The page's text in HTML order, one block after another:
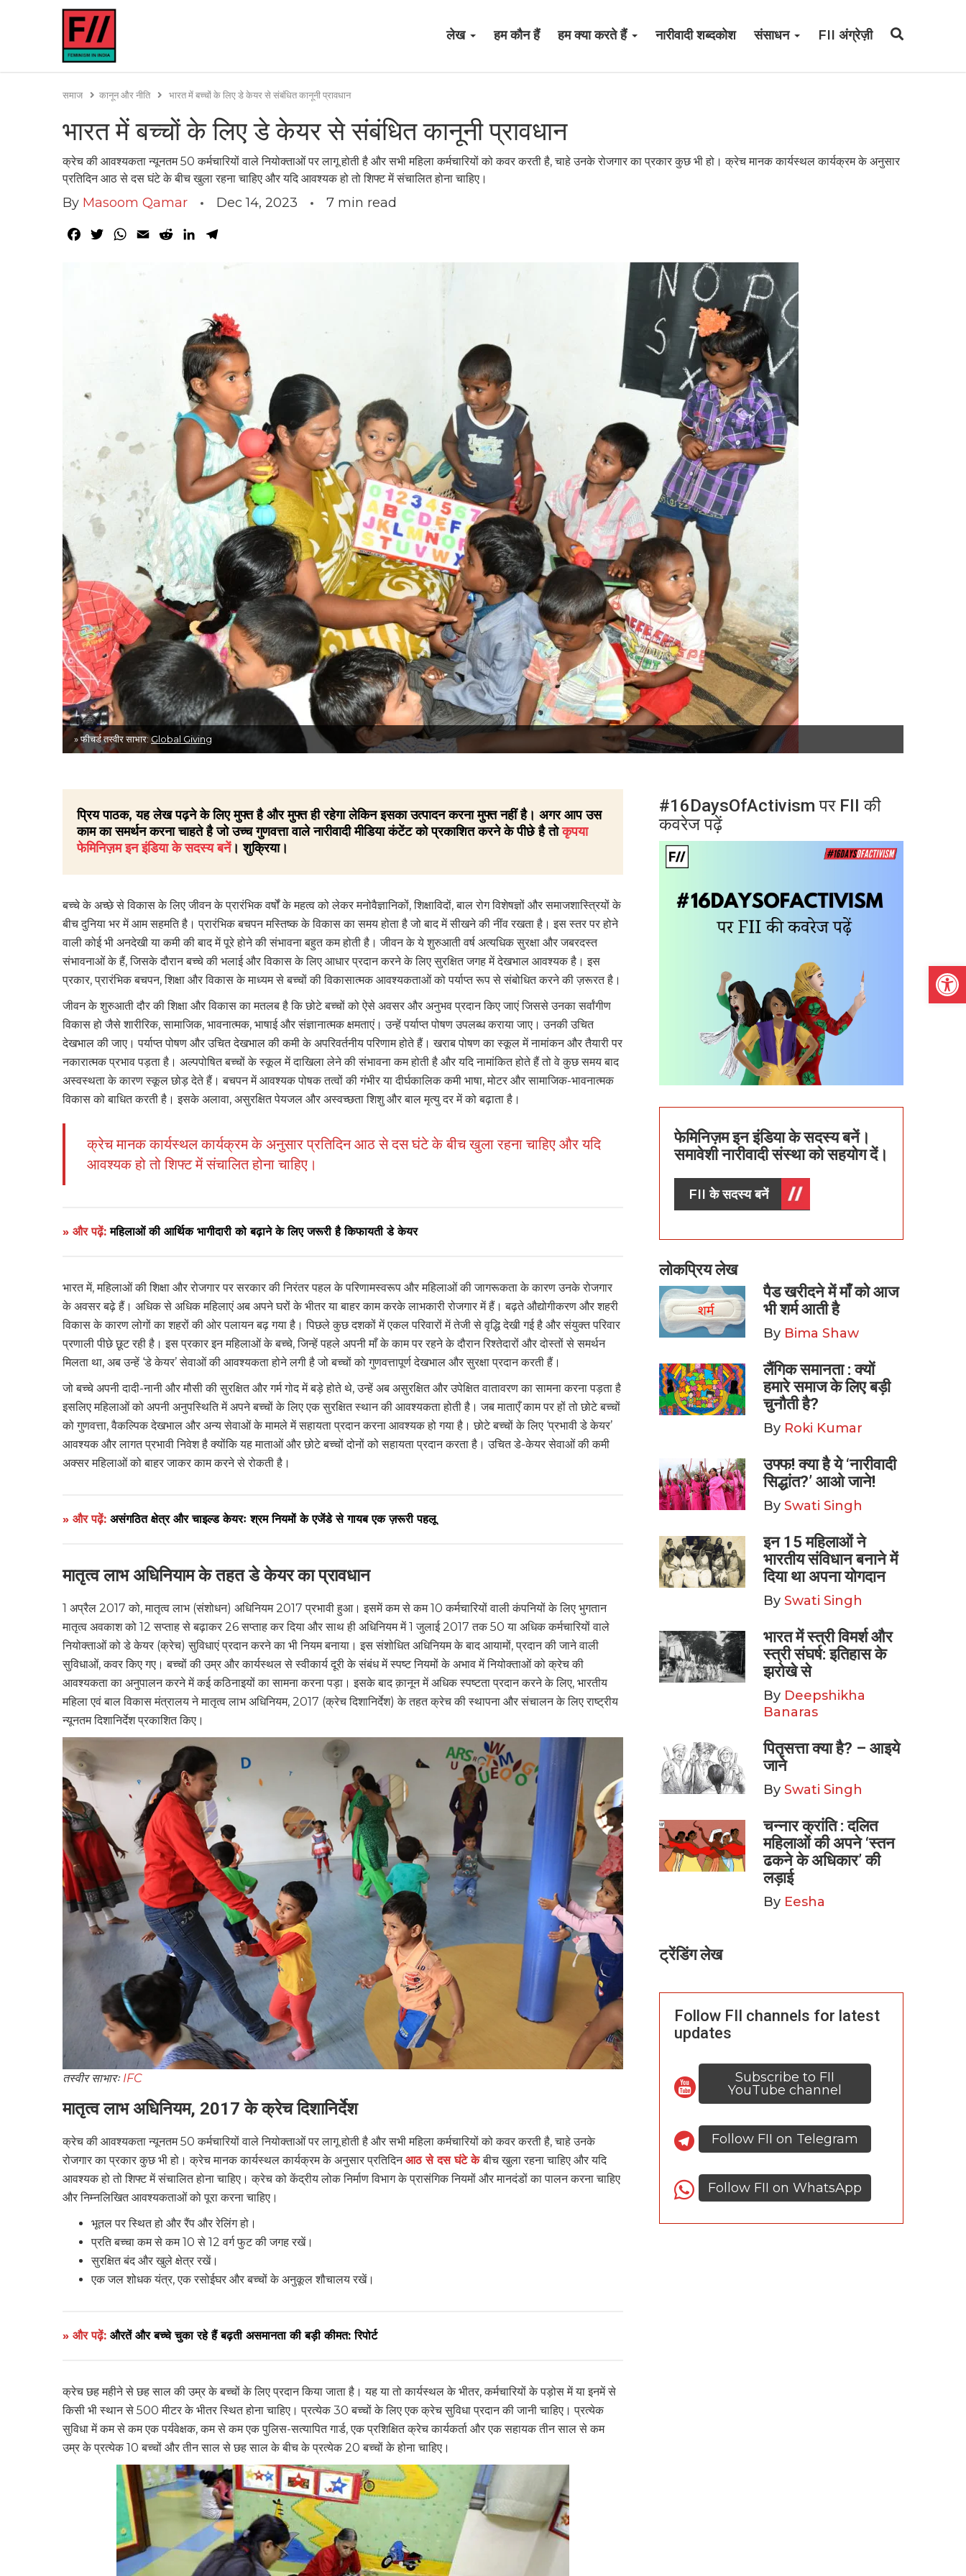
लेख हम कौन हैं हम क्या करते हैं नारीवादी शब्दकोश संसाधन FII अंग्रेज़ी
समाज कानून और नीति भारत में बच्चों के लिए डे केयर से संबंधित कानूनी प्रावधान
भारत में बच्चों के लिए डे केयर से संबंधित कानूनी प्रावधान
क्रेच की आवश्यकता न्यूनतम 50 कर्मचारियों वाले नियोक्ताओं पर लागू होती है और सभी महिला कर्मचारियों को कवर करती है, चाहे उनके रोजगार का प्रकार कुछ भी हो। क्रेच मानक कार्यस्थल कार्यक्रम के अनुसार
प्रतिदिन आठ से दस घंटे के बीच खुला रहना चाहिए और यदि आवश्यक हो तो शिफ्ट में संचालित होना चाहिए।
By Masoom Qamar Dec 14, 2023 7 min read
Facebook
TwitterWhatsApp
Email RedditLinkedIn
» फीचर्ड तस्वीर साभार:Global Giving
प्रिय पाठक, यह लेख पढ़ने के लिए मुफ्त है और मुफ्त ही रहेगा लेकिन इसका उत्पादन करना मुफ्त नहीं है। अगर आप उस
काम का समर्थन करना चाहते है जो उच्च गुणवत्ता वाले नारीवादी मीडिया कंटेंट को प्रकाशित करने के पीछे है तोकृपया
फेमिनिज़म इन इंडिया के सदस्य बनें। शुक्रिया।
बच्चे के अच्छे से विकास के लिए जीवन के प्रारंभिक वर्षों के महत्व को लेकर मनोवैज्ञानिकों, शिक्षाविदों, बाल रोग विशेषज्ञों और समाजशास्त्रियों के
बीच दुनिया भर में आम सहमति है। प्रारंभिक बचपन मस्तिष्क के विकास का समय होता है जो बाद में सीखने की नींव रखता है। इस स्तर पर होने
वाली कोई भी अनदेखी या कमी की बाद में पूरे होने की संभावना बहुत कम होती है। जीवन के ये शुरुआती वर्ष अत्यधिक सुरक्षा और जबरदस्त
संभावनाओं के हैं, जिसके दौरान बच्चे की भलाई और विकास के लिए आधार प्रदान करने के लिए सुरक्षित जगह में देखभाल आवश्यक है। इस
प्रकार, प्रारंभिक बचपन, शिक्षा और विकास के माध्यम से बच्चों की विकासात्मक आवश्यकताओं को पर्याप्त रूप से संबोधित करने की ज़रूरत है।
जीवन के शुरुआती दौर की शिक्षा और विकास का मतलब है कि छोटे बच्चों को ऐसे अवसर और अनुभव प्रदान किए जाएं जिससे उनका सर्वांगीण
विकास हो जैसे शारीरिक, सामाजिक, भावनात्मक, भाषाई और संज्ञानात्मक क्षमताएं। उन्हें पर्याप्त पोषण उपलब्ध कराया जाए। उनकी उचित
देखभाल की जाए। पर्याप्त पोषण और उचित देखभाल की कमी के अपरिवर्तनीय परिणाम होते हैं। खराब पोषण का स्कूल में नामांकन और तैयारी पर
नकारात्मक प्रभाव पड़ता है। अल्पपोषित बच्चों के स्कूल में दाखिला लेने की संभावना कम होती है और यदि नामांकित होते हैं तो वे कुछ समय बाद
अस्वस्थता के कारण स्कूल छोड़ देते हैं। बचपन में आवश्यक पोषक तत्वों की गंभीर या दीर्घकालिक कमी भाषा, मोटर और सामाजिक-भावनात्मक
विकास को बाधित करती है। इसके अलावा, असुरक्षित पेयजल और अस्वच्छता शिशु और बाल मृत्यु दर में को बढ़ाता है।
क्रेच मानक कार्यस्थल कार्यक्रम के अनुसार प्रतिदिन आठ से दस घंटे के बीच खुला रहना चाहिए और यदि
आवश्यक हो तो शिफ्ट में संचालित होना चाहिए।
» और पढ़ें:महिलाओं की आर्थिक भागीदारी को बढ़ाने के लिए जरूरी है किफायती डे केयर
भारत में, महिलाओं की शिक्षा और रोजगार पर सरकार की निरंतर पहल के परिणामस्वरूप और महिलाओं की जागरूकता के कारण उनके रोजगार
के अवसर बढ़े हैं। अधिक से अधिक महिलाएं अब अपने घरों के भीतर या बाहर काम करके लाभकारी रोजगार में हैं। बढ़ते औद्योगीकरण और शहरी
विकास के कारण लोगों का शहरों की ओर पलायन बढ़ गया है। पिछले कुछ दशकों में एकल परिवारों में तेजी से वृद्धि देखी गई है और संयुक्त परिवार
प्रणाली पीछे छूट रही है। इस प्रकार इन महिलाओं के बच्चे, जिन्हें पहले अपनी माँ के काम पर रहने के दौरान रिश्तेदारों और दोस्तों से समर्थन
मिलता था, अब उन्हें ‘डे केयर’ सेवाओं की आवश्यकता होने लगी है जो बच्चों को गुणवत्तापूर्ण देखभाल और सुरक्षा प्रदान करती हैं।
जो बच्चे अपनी दादी-नानी और मौसी की सुरक्षित और गर्म गोद में बड़े होते थे, उन्हें अब असुरक्षित और उपेक्षित वातावरण का सामना करना पड़ता है
इसलिए महिलाओं को अपनी अनुपस्थिति में अपने बच्चों के लिए एक सुरक्षित स्थान की आवश्यकता होती है। जब माताएँ काम पर हों तो छोटे बच्चों
को गुणवत्ता, वैकल्पिक देखभाल और अन्य सेवाओं के मामले में सहायता प्रदान करना आवश्यक हो गया है। छोटे बच्चों के लिए ‘प्रभावी डे केयर’
आवश्यक और लागत प्रभावी निवेश है क्योंकि यह माताओं और छोटे बच्चों दोनों को सहायता प्रदान करता है। उचित डे-केयर सेवाओं की कमी
अक्सर महिलाओं को बाहर जाकर काम करने से रोकती है।
» और पढ़ें: असंगठित क्षेत्र और चाइल्ड केयरः श्रम नियमों के एजेंडे से गायब एक ज़रूरी पहलू
मातृत्व लाभ अधिनियाम के तहत डे केयर का प्रावधान
1 अप्रैल 2017 को, मातृत्व लाभ (संशोधन) अधिनियम 2017 प्रभावी हुआ। इसमें कम से कम 10 कर्मचारियों वाली कंपनियों के लिए भुगतान
मातृत्व अवकाश को 12 सप्ताह से बढ़ाकर 26 सप्ताह कर दिया और साथ ही अधिनियम में 1 जुलाई 2017 तक 50 या अधिक कर्मचारियों वाले
नियोक्ताओं को डे केयर (क्रेच) सुविधाएं प्रदान करने का भी नियम बनाया। इस संशोधित अधिनियम के बाद आयामों, प्रदान की जाने वाली
सुविधाओं, कवर किए गए। बच्चों की उम्र और कार्यस्थल से स्वीकार्य दूरी के संबंध में स्पष्ट नियमों के अभाव में नियोक्ताओं को क्रेच की
आवश्यकता का अनुपालन करने में कई कठिनाइयों का सामना करना पड़ा। इसके बाद क़ानून में अधिक स्पष्टता प्रदान करने के लिए, भारतीय
महिला एवं बाल विकास मंत्रालय ने मातृत्व लाभ अधिनियम, 2017 (क्रेच दिशानिर्देश) के तहत क्रेच की स्थापना और संचालन के लिए राष्ट्रीय
न्यूनतम दिशानिर्देश प्रकाशित किए।
तस्वीर साभारः IFC
मातृत्व लाभ अधिनियम, 2017 के क्रेच दिशानिर्देश
क्रेच की आवश्यकता न्यूनतम 50 कर्मचारियों वाले नियोक्ताओं पर लागू होती है और सभी महिला कर्मचारियों को कवर करती है, चाहे उनके
रोजगार का प्रकार कुछ भी हो। क्रेच मानक कार्यस्थल कार्यक्रम के अनुसार प्रतिदिनआठ से दस घंटे केबीच खुला रहना चाहिए और यदि
आवश्यक हो तो शिफ्ट में संचालित होना चाहिए। क्रेच को केंद्रीय लोक निर्माण विभाग के प्रासंगिक नियमों और मानदंडों का पालन करना चाहिए
और निम्नलिखित आवश्यकताओं को पूरा करना चाहिए।
भूतल पर स्थित हो और रैंप और रेलिंग हो।
प्रति बच्चा कम से कम 10 से 12 वर्ग फुट की जगह रखें।
सुरक्षित बंद और खुले क्षेत्र रखें।
एक जल शोधक यंत्र, एक रसोईघर और बच्चों के अनुकूल शौचालय रखें।
» और पढ़ें: औरतें और बच्चे चुका रहे हैं बढ़ती असमानता की बड़ी कीमत: रिपोर्ट
क्रेच छह महीने से छह साल की उम्र के बच्चों के लिए प्रदान किया जाता है। यह या तो कार्यस्थल के भीतर, कर्मचारियों के पड़ोस में या इनमें से
किसी भी स्थान से 500 मीटर के भीतर स्थित होना चाहिए। प्रत्येक 30 बच्चों के लिए एक क्रेच सुविधा प्रदान की जानी चाहिए। प्रत्येक
सुविधा में कम से कम एक पर्यवेक्षक, कम से कम एक पुलिस-सत्यापित गार्ड, एक प्रशिक्षित क्रेच कार्यकर्ता और एक सहायक तीन साल से कम
उम्र के प्रत्येक 10 बच्चों और तीन साल से छह साल के बीच के प्रत्येक 20 बच्चों के होना चाहिए।
#16DaysOfActivism पर FII की
कवरेज पढ़ें
फेमिनिज़म इन इंडिया के सदस्य बनें।
समावेशी नारीवादी संस्था को सहयोग दें।
FII के सदस्य बनें
लोकप्रिय लेख
पैड खरीदने में माँ को आज
भी शर्म आती है
By Bima Shaw
लैंगिक समानता : क्यों
हमारे समाज के लिए बड़ी
चुनौती है?
By Roki Kumar
उफ्फ! क्या है ये ‘नारीवादी
सिद्धांत?’ आओ जाने!
By Swati Singh
इन 15 महिलाओं ने
भारतीय संविधान बनाने में
दिया था अपना योगदान
By Swati Singh
भारत में स्त्री विमर्श और
स्त्री संघर्ष: इतिहास के
झरोखे से
By Deepshikha
Banaras
पितृसत्ता क्या है? – आइये
जाने
By Swati Singh
चन्नार क्रांति : दलित
महिलाओं की अपने ‘स्तन
ढकने के अधिकार’ की
लड़ाई
By Eesha
ट्रेंडिंग लेख
Follow FII channels for latest
updates
Subscribe to FII
YouTube channel
Follow FII on Telegram
Follow FII on WhatsApp